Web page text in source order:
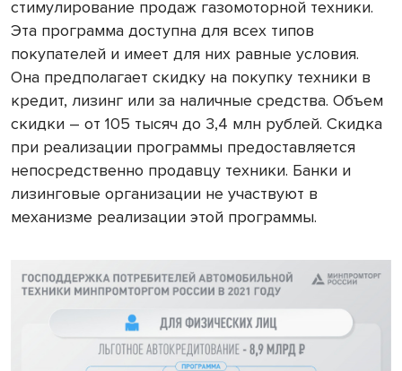
стимулирование продаж газомоторной техники.
Эта программа доступна для всех типов
покупателей и имеет для них равные условия.
Она предполагает скидку на покупку техники в
кредит, лизинг или за наличные средства. Объем
скидки – от 105 тысяч до 3,4 млн рублей. Скидка
при реализации программы предоставляется
непосредственно продавцу техники. Банки и
лизинговые организации не участвуют в
механизме реализации этой программы.